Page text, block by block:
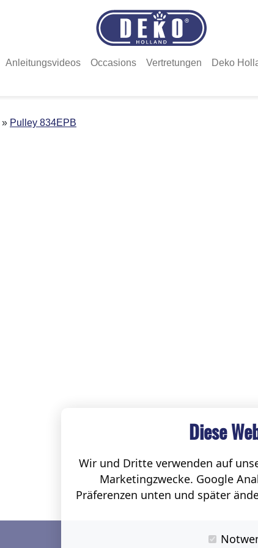
Anleitungsvideos Occasions Vertretungen Deko
Pulley 834EPB
Diese
Wir und Dritte verwenden auf
Marketingzwecke. Google
Präferenzen unten und später